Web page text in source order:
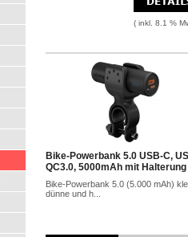
( inkl. 8.1 %
Bike-Powerbank 5.0 USB-C,
QC3.0, 5000mAh mit Halterung
Bike-Powerbank 5.0 (5.000 mAh)
dünne und h...